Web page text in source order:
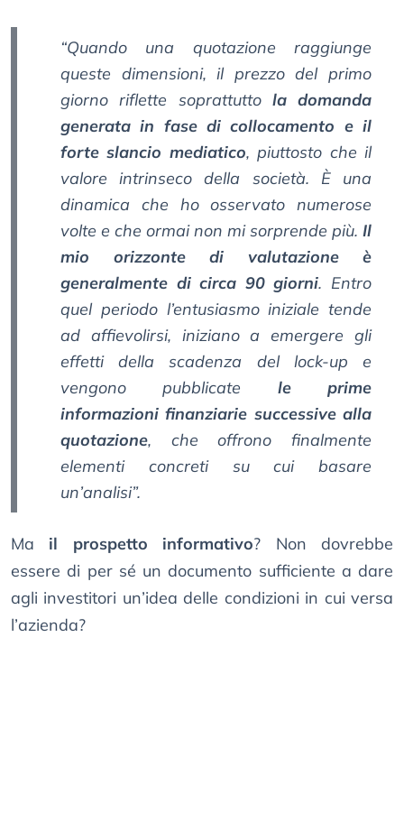
“Quando una quotazione raggiunge
queste dimensioni, il prezzo del primo
giorno riflette soprattutto la domanda
generata in fase di collocamento e il
forte slancio mediatico, piuttosto che il
valore intrinseco della società. È una
dinamica che ho osservato numerose
volte e che ormai non mi sorprende più. Il
mio orizzonte di valutazione è
generalmente di circa 90 giorni. Entro
quel periodo l’entusiasmo iniziale tende
ad affievolirsi, iniziano a emergere gli
effetti della scadenza del lock-up e
vengono pubblicate le prime
informazioni finanziarie successive alla
quotazione, che offrono finalmente
elementi concreti su cui basare
un’analisi”.
Ma il prospetto informativo? Non dovrebbe
essere di per sé un documento sufficiente a dare
agli investitori un’idea delle condizioni in cui versa
l’azienda?